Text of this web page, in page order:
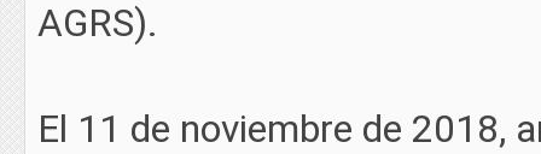
AGRS).
El 11 de noviembre de 2018,